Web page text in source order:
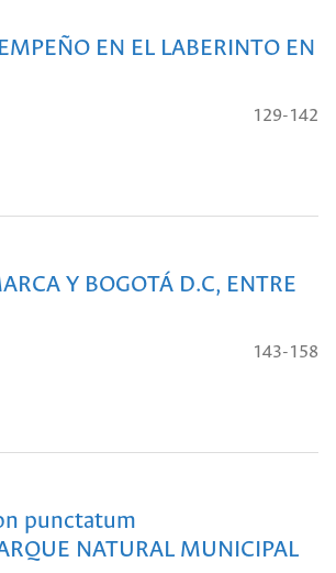
EN EL LABERINTO EN
129-142
Y BOGOTÁ D.C, ENTRE
143-158
punctatum
NATURAL MUNICIPAL